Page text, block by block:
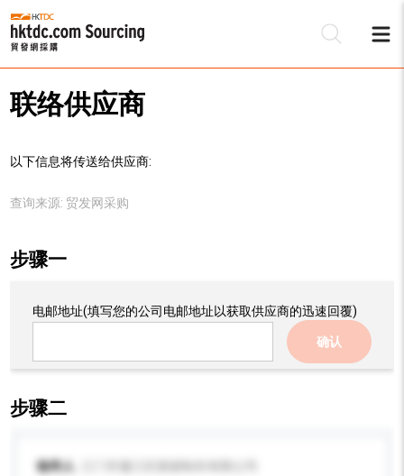
联络供应商
以下信息将传送给供应商:
查询来源: 贸发网采购
步骤一
电邮地址(填写您的公司电邮地址以获取供应商的迅速回覆)
确认
步骤二
收件人